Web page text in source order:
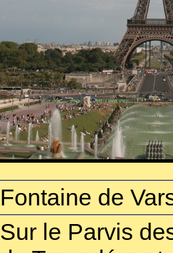
Fontaine de
Sur le Parvis